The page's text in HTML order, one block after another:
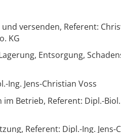
versenden, Referent:
KG
Entsorgung,
Ing. Jens-Christian Voss
Betrieb, Referent: Dipl.-
Referent: Dipl.-Ing. Jens-